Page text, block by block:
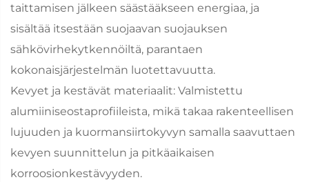
taittamisen jälkeen säästääkseen energiaa, ja
sisältää itsestään suojaavan suojauksen
sähkövirhekytkennöiltä, parantaen
kokonaisjärjestelmän luotettavuutta.
Kevyet ja kestävät materiaalit: Valmistettu
alumiiniseostaprofiileista, mikä takaa rakenteellisen
lujuuden ja kuormansiirtokyvyn samalla saavuttaen
kevyen suunnittelun ja pitkäaikaisen
korroosionkestävyyden.